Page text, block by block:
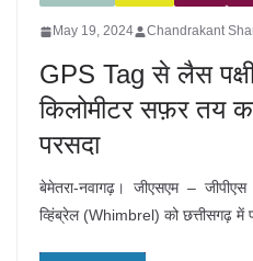
May 19, 2024 Chandrakant
GPS Tag से लैस
किलोमीटर सफ़र तय
परसदा
बेमेतरा-नवागढ़। जीएसएम –
व्हिंब्रेल (Whimbrel) को छत्तीसगढ़ में